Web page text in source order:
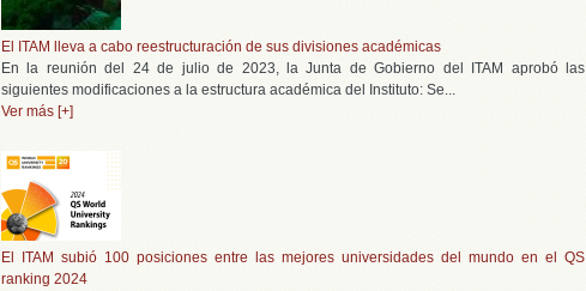
El ITAM lleva a cabo reestructuración de sus divisiones académicas
En la reunión del 24 de julio de 2023, la Junta de Gobierno del ITAM aprobó las
siguientes modificaciones a la estructura académica del Instituto: Se...
Ver más [+]
El ITAM subió 100 posiciones entre las mejores universidades del mundo en el QS
ranking 2024